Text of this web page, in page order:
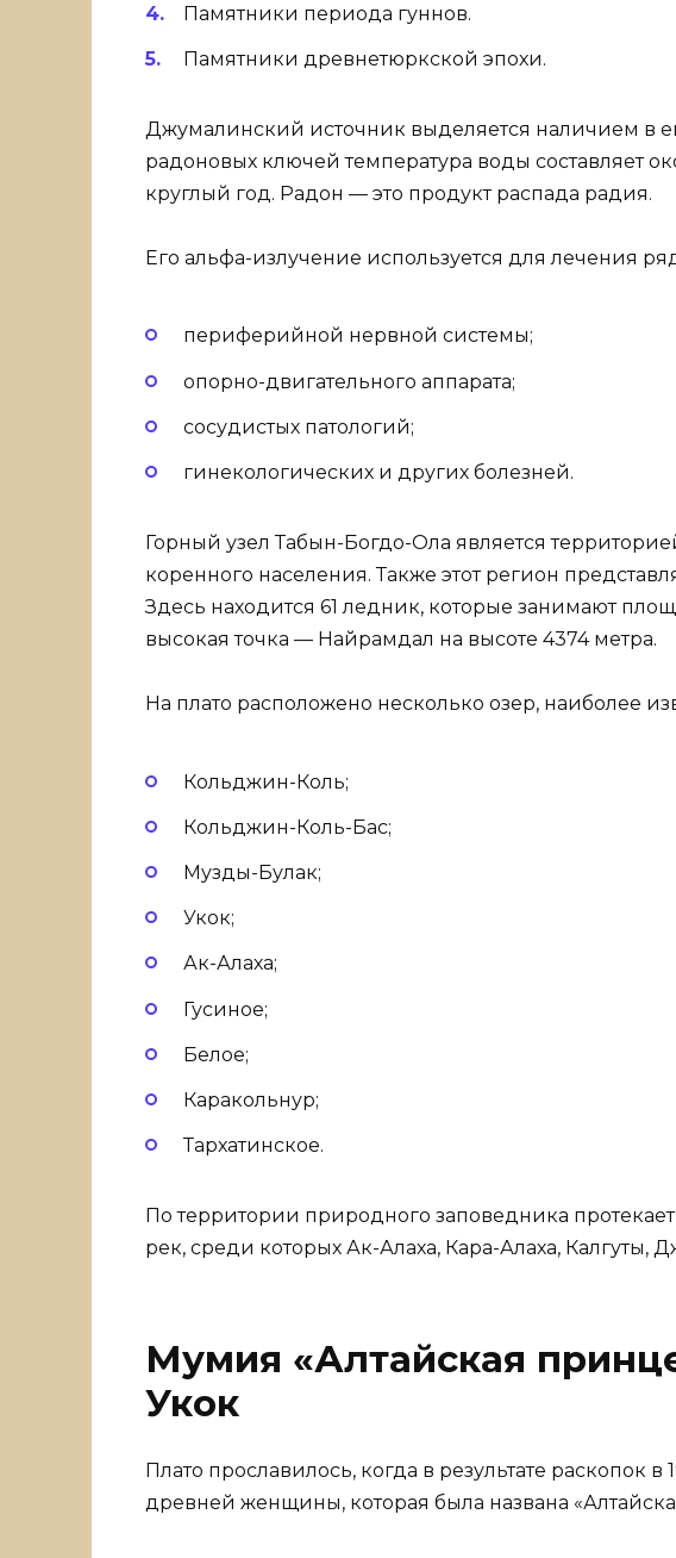
Памятники периода гуннов.
Памятники древнетюркской эпохи.
Джумалинский источник выделяется наличием в
радоновых ключей температура воды составляет
круглый год. Радон — это продукт распада радия.
Его альфа-излучение используется для лечения
периферийной нервной системы;
опорно-двигательного аппарата;
сосудистых патологий;
гинекологических и других болезней.
Горный узел Табын-Богдо-Ола является
коренного населения. Также этот регион
Здесь находится 61 ледник, которые занимают
высокая точка — Найрамдал на высоте 4374 метра.
На плато расположено несколько озер, наиболее
Кольджин-Коль;
Кольджин-Коль-Бас;
Музды-Булак;
Укок;
Ак-Алаха;
Гусиное;
Белое;
Каракольнур;
Тархатинское.
По территории природного заповедника
рек, среди которых Ак-Алаха, Кара-Алаха, Калгуты,
Мумия «Алтайская
Укок
Плато прославилось, когда в результате раскопок
древней женщины, которая была названа